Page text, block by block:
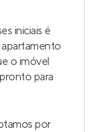
iniciais é
apartamento
o imóvel
para
por